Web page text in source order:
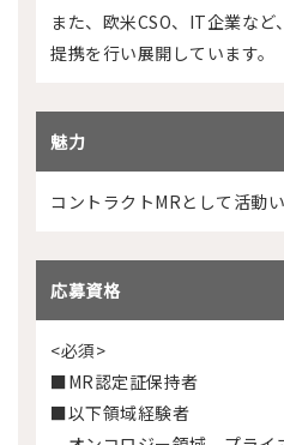
また、欧米CSO、IT企業な
提携を行い展開しています。
魅力
コントラクトMRとして活動い
応募資格
<必須>
■MR認定証保持者
■以下領域経験者